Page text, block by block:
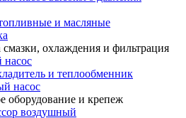
и масляные
охлаждения и фильтрация
насос
и теплообменник
насос
оборудование и крепеж
воздушный